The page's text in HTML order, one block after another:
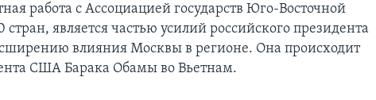
работа с Ассоциацией государств Юго-Восточной
стран, является частью усилий российского президента
влияния Москвы в регионе. Она происходит
США Барака Обамы во Вьетнам.